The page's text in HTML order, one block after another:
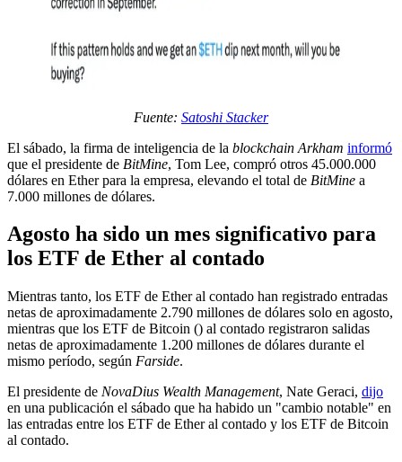
Fuente: Satoshi Stacker
El sábado, la firma de inteligencia de la blockchain Arkham informó
que el presidente de BitMine, Tom Lee, compró otros 45.000.000
dólares en Ether para la empresa, elevando el total de BitMine a
7.000 millones de dólares.
Agosto ha sido un mes significativo para
los ETF de Ether al contado
Mientras tanto, los ETF de Ether al contado han registrado entradas
netas de aproximadamente 2.790 millones de dólares solo en agosto,
mientras que los ETF de Bitcoin () al contado registraron salidas
netas de aproximadamente 1.200 millones de dólares durante el
mismo período, según Farside.
El presidente de NovaDius Wealth Management, Nate Geraci, dijo
en una publicación el sábado que ha habido un "cambio notable" en
las entradas entre los ETF de Ether al contado y los ETF de Bitcoin
al contado.